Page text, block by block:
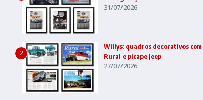
31/07/2026
2
Willys: quadros decorativos com
Rural e picape Jeep
27/07/2026